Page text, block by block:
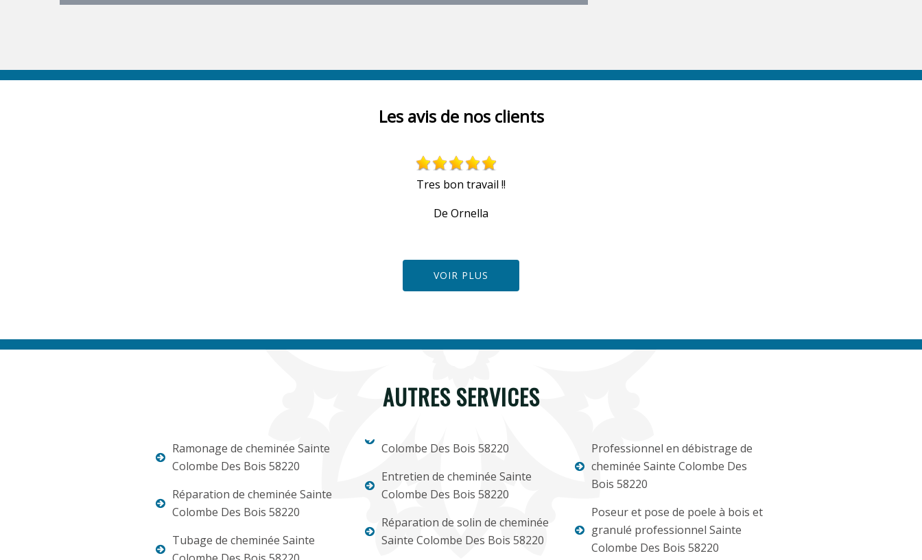
Les avis de nos clients
Tres bon travail !!
De Ornella
VOIR PLUS
AUTRES SERVICES
Ramonage de cheminée Sainte
Colombe Des Bois 58220
Réparation de cheminée Sainte
Colombe Des Bois 58220
Tubage de cheminée Sainte
Colombe Des Bois 58220
Entretien de cheminée Sainte
Colombe Des Bois 58220
Réparation de solin de cheminée
Sainte Colombe Des Bois 58220
Professionnel en débistrage de
cheminée Sainte Colombe Des
Bois 58220
Poseur et pose de poele à bois et
granulé professionnel Sainte
Colombe Des Bois 58220